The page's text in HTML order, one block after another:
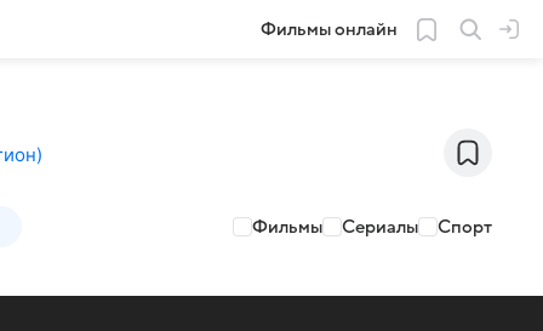
Фильмы онлайн
)
Фильмы Сериалы Спорт